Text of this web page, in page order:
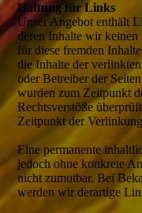
Haftung für Links
Unser Angebot enthält
deren Inhalte wir
für diese fremden
die Inhalte der
oder Betreiber der
wurden zum Zeitpunkt
Rechtsverstöße
Zeitpunkt der
Eine permanente
jedoch ohne konkrete
nicht zumutbar. Bei
werden wir derartige